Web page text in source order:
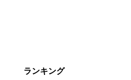
ランキング